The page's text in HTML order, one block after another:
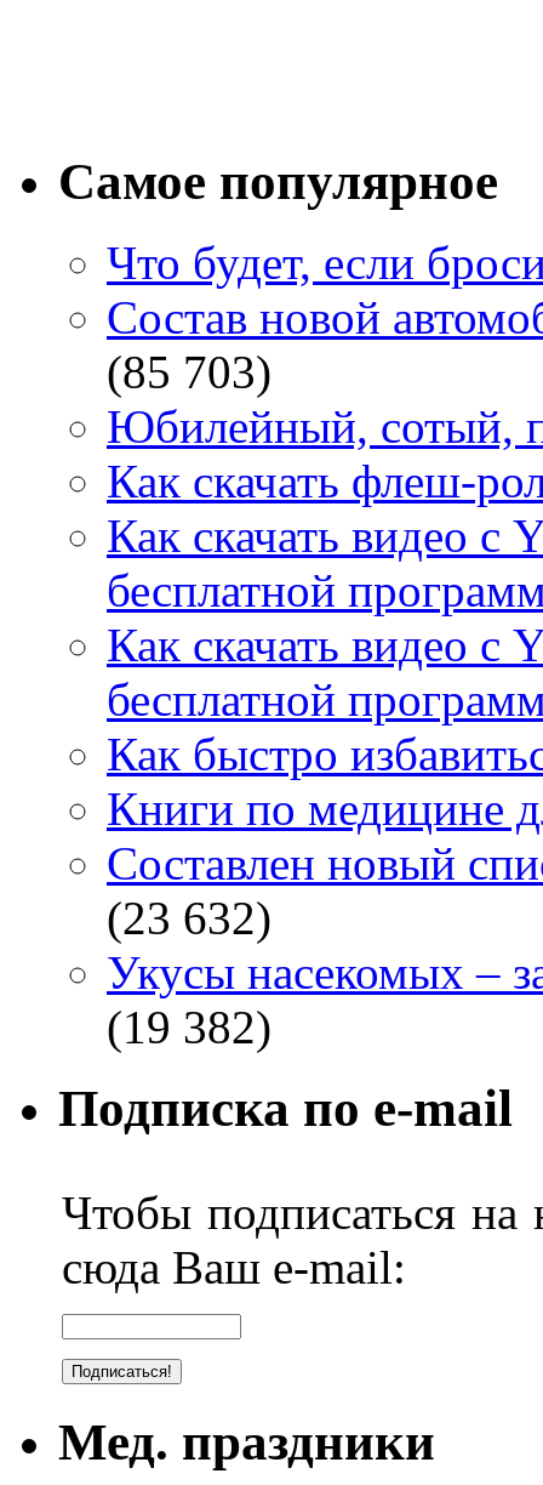
Самое популярное
Что будет, если
Состав новой
(85 703)
Юбилейный, сотый,
Как скачать флеш-
Как скачать видео с
бесплатной
Как скачать видео с
бесплатной
Как быстро
Книги по медицине
Составлен новый
(23 632)
Укусы насекомых –
(19 382)
Подписка по e-mail
Чтобы подписаться на
сюда Ваш e-mail:
Мед. праздники